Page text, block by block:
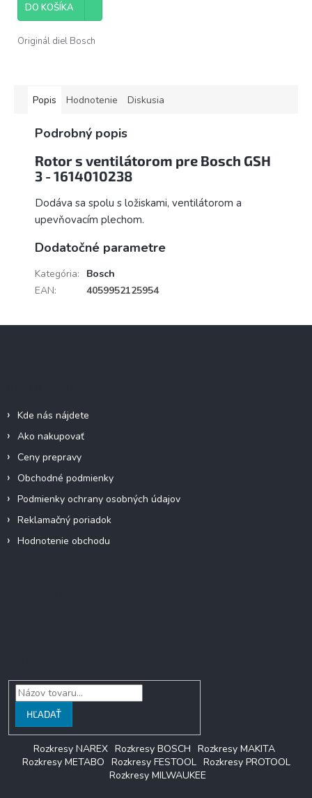
DO KOŠÍKA
Originál diel Bosch
Popis Hodnotenie Diskusia
Podrobný popis
Rotor s ventilátorom pre Bosch GSH
3 - 1614010238
Dodáva sa spolu s ložiskami, ventilátorom a
upevňovacím plechom.
Dodatočné parametre
Kategória:
Bosch
EAN: 4059952125954
Kde nás nájdete
Ako nakupovať
Ceny prepravy
Obchodné podmienky
Podmienky ochrany osobných údajov
Reklamačný poriadok
Hodnotenie obchodu
HĽADAŤ
Rozkresy NAREX Rozkresy BOSCH Rozkresy MAKITA
Rozkresy METABO Rozkresy FESTOOL Rozkresy PROTOOL
Rozkresy MILWAUKEE